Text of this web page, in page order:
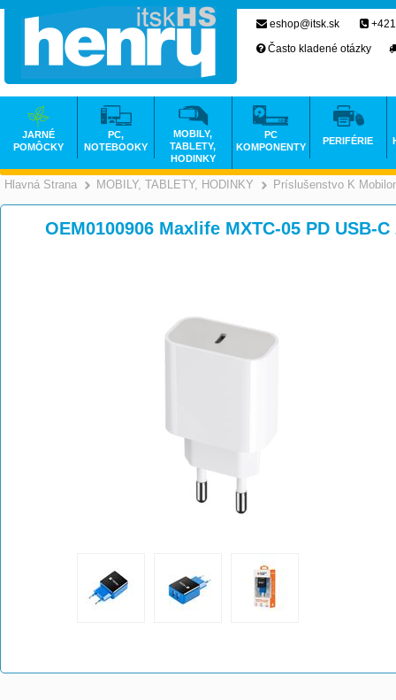
Hlavná Strana >
MOBILY, TABLETY, HODINKY >
Príslušenstvo K
OEM0100906 Maxlife MXTC-05 PD USB-
eshop@itsk.sk
Často kladené otázky
JARNÉ
POMÔCKY
PC,
NOTEBOOKY
MOBILY,
TABLETY,
HODINKY
PC
KOMPONENTY
PERIFÉRIE